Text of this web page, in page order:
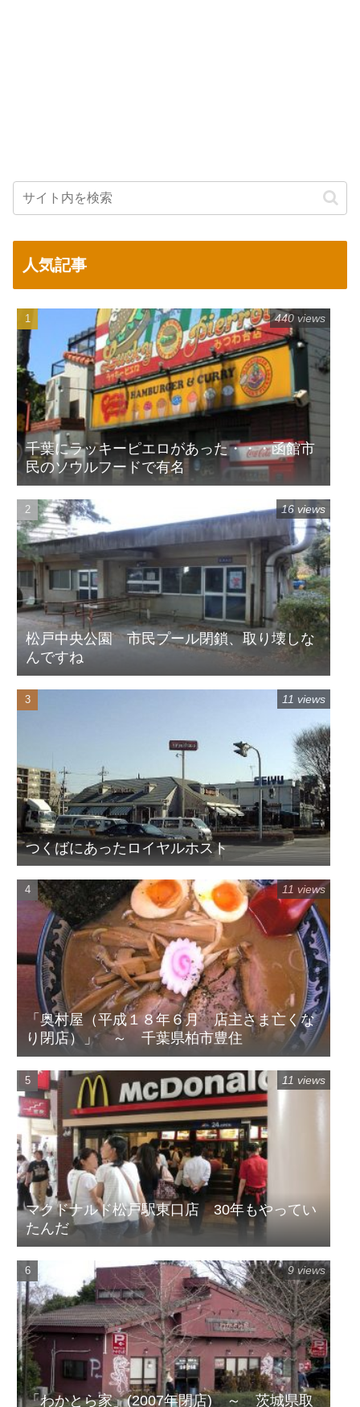
人気記事
千葉にラッキーピエロがあった・・・函館市
民のソウルフードで有名
440 views
松戸中央公園 市民プール閉鎖、取り壊しな
んですね
16 views
つくばにあったロイヤルホスト
11 views
「奥村屋（平成１８年６月 店主さま亡くな
り閉店）」 ～ 千葉県柏市豊住
11 views
マクドナルド松戸駅東口店 30年もやってい
たんだ
11 views
「わかとら家」(2007年閉店) ～ 茨城県取
9 views